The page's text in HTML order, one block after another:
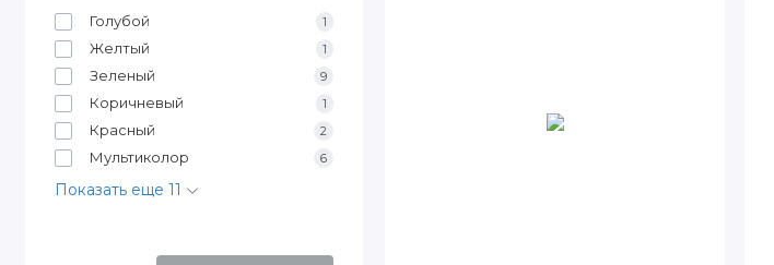
Голубой 1
Желтый 1
Зеленый 9
Коричневый 1
Красный 2
Мультиколор 6
Показать еще 11